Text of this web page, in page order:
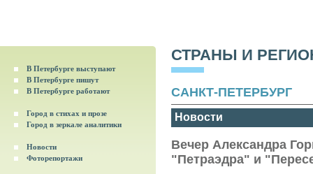
В Петербурге выступают
В Петербурге пишут
В Петербурге работают
Город в стихах и прозе
Город в зеркале аналитики
Новости
Фоторепортажи
СТРАНЫ И
САНКТ-ПЕТЕРБУРГ
Новости
Вечер Александра
"Петраэдра" и